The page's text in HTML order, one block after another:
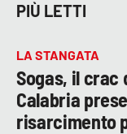
PIÙ LETTI
LA STANGATA
Sogas, il crac
Calabria
risarcimento